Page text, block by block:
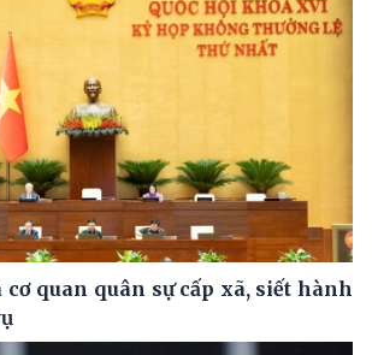
quan quân sự cấp xã, siết hành